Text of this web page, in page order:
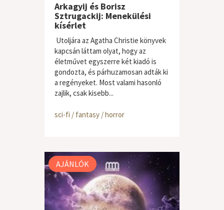
Arkagyij és Borisz
Sztrugackij: Menekülési
kísérlet
Utoljára az Agatha Christie könyvek
kapcsán láttam olyat, hogy az
életművet egyszerre két kiadó is
gondozta, és párhuzamosan adták ki
a regényeket. Most valami hasonló
zajlik, csak kisebb...
sci-fi / fantasy / horror
AJÁNLÓK